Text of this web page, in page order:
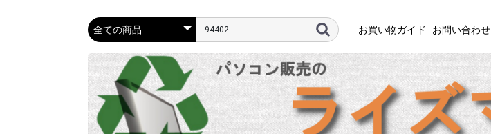
お買い物ガイド お問い合わせ